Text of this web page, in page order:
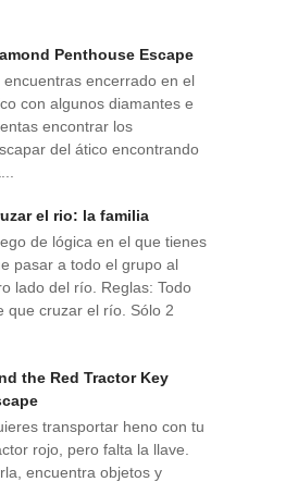
Penthouse Escape
encuentras encerrado en el
con algunos diamantes e
encontrar los
del ático encontrando
el rio: la familia
de lógica en el que tienes
pasar a todo el grupo al
lado del río. Reglas: Todo
que cruzar el río. Sólo 2
the Red Tractor Key
transportar heno con tu
rojo, pero falta la llave.
encuentra objetos y